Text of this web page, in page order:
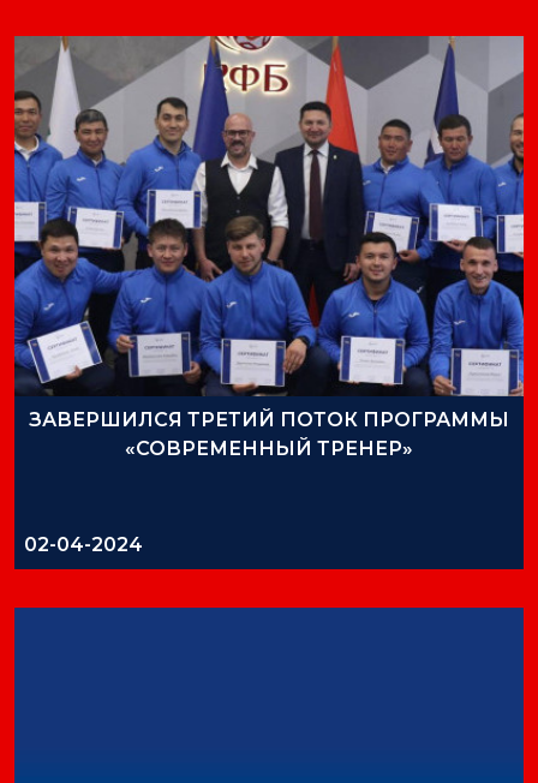
ЗАВЕРШИЛСЯ ТРЕТИЙ ПОТОК ПРОГРАММЫ
«СОВРЕМЕННЫЙ ТРЕНЕР»
02-04-2024